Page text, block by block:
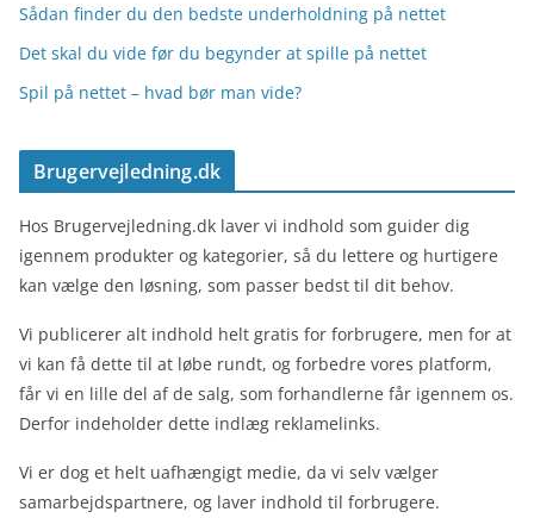
Sådan finder du den bedste underholdning på nettet
Det skal du vide før du begynder at spille på nettet
Spil på nettet – hvad bør man vide?
Brugervejledning.dk
Hos Brugervejledning.dk laver vi indhold som guider dig
igennem produkter og kategorier, så du lettere og hurtigere
kan vælge den løsning, som passer bedst til dit behov.
Vi publicerer alt indhold helt gratis for forbrugere, men for at
vi kan få dette til at løbe rundt, og forbedre vores platform,
får vi en lille del af de salg, som forhandlerne får igennem os.
Derfor indeholder dette indlæg reklamelinks.
Vi er dog et helt uafhængigt medie, da vi selv vælger
samarbejdspartnere, og laver indhold til forbrugere.